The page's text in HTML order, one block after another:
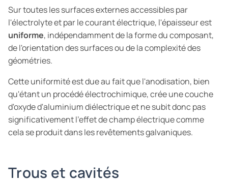
Sur toutes les surfaces externes accessibles par
l'électrolyte et par le courant électrique, l'épaisseur est
uniforme, indépendamment de la forme du composant,
de l'orientation des surfaces ou de la complexité des
géométries.
Cette uniformité est due au fait que l'anodisation, bien
qu'étant un procédé électrochimique, crée une couche
d'oxyde d'aluminium diélectrique et ne subit donc pas
significativement l'effet de champ électrique comme
cela se produit dans les revêtements galvaniques.
Trous et cavités